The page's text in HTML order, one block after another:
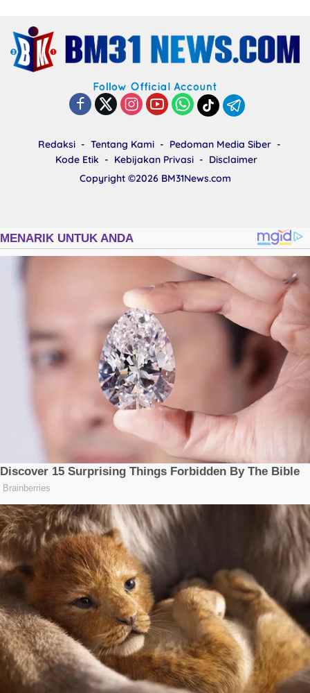
Redaksi Tentang Kami
Pedoman Media Siber
Kode Etik
Kebijakan Privasi
Disclaimer
Copyright ©2026 BM31News.com